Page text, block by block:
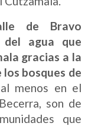
de Bravo
agua que
gracias a la
bosques de
menos en el
son de
que